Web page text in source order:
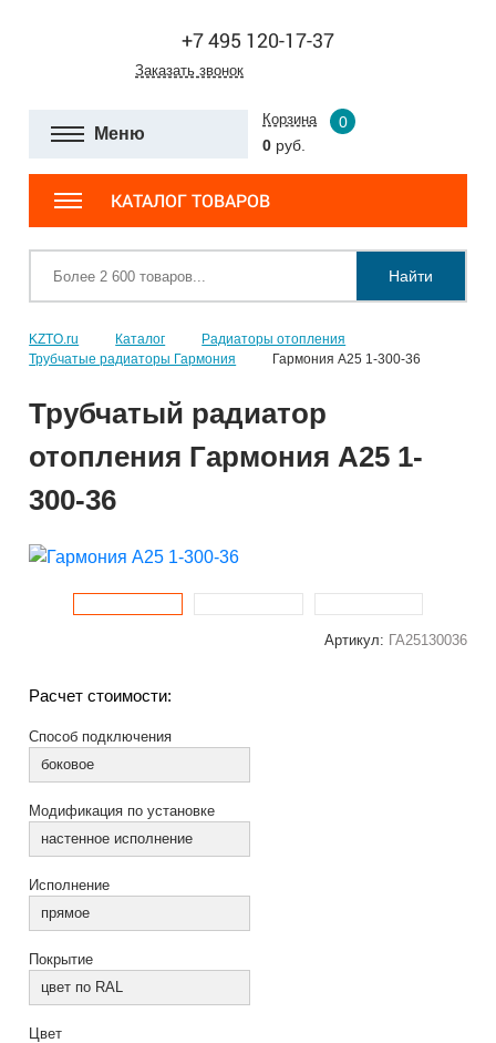
+7 495 120-17-37
Заказать звонок
Меню
Корзина
0
0 руб.
КАТАЛОГ ТОВАРОВ
Найти
KZTO.ru Каталог
Радиаторы отопления
Трубчатые радиаторы Гармония
Гармония А25 1-300-36
Трубчатый радиатор
отопления Гармония А25 1-
300-36
Артикул: ГА25130036
Расчет стоимости:
Способ подключения
боковое
Модификация по установке
настенное исполнение
Исполнение
прямое
Покрытие
цвет по RAL
Цвет